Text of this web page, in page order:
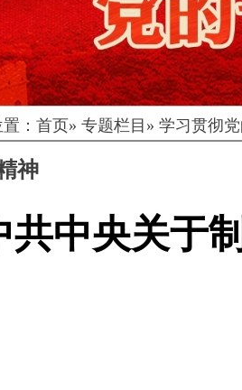
： 首页» 专题栏目 » 学习贯彻
神
共中央关于